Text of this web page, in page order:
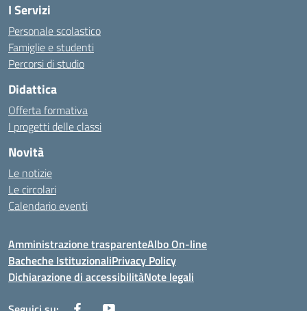
I Servizi
Personale scolastico
Famiglie e studenti
Percorsi di studio
Didattica
Offerta formativa
I progetti delle classi
Novità
Le notizie
Le circolari
Calendario eventi
Amministrazione trasparenteAlbo On-line
Bacheche IstituzionaliPrivacy Policy
Dichiarazione di accessibilitàNote legali